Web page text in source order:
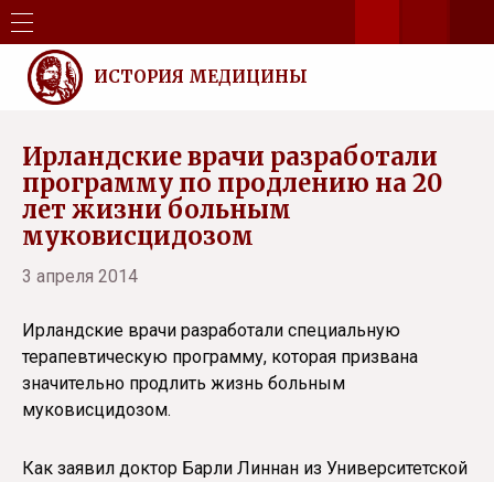
ИСТОРИЯ МЕДИЦИНЫ
Ирландские врачи разработали
программу по продлению на 20
лет жизни больным
муковисцидозом
3 апреля 2014
Ирландские врачи разработали специальную
терапевтическую программу, которая призвана
значительно продлить жизнь больным
муковисцидозом.
Как заявил доктор Барли Линнан из Университетской